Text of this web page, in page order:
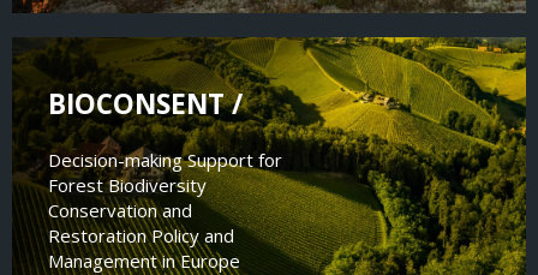
BIOCONSENT /
Decision-making Support for
Forest Biodiversity
Conservation and
Restoration Policy and
Management in Europe